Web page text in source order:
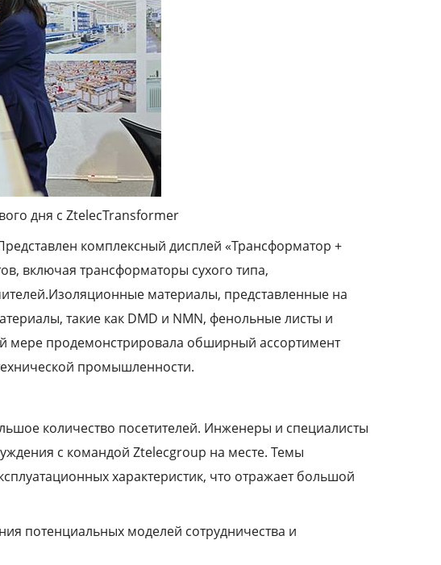
дня с ZtelecTransformer
комплексный дисплей «Трансформатор +
включая трансформаторы сухого типа,
материалы, представленные на
такие как DMD и NMN, фенольные листы и
мере продемонстрировала обширный ассортимент
промышленности.
количество посетителей. Инженеры и специалисты
с командой Ztelecgroup на месте. Темы
характеристик, что отражает большой
потенциальных моделей сотрудничества и